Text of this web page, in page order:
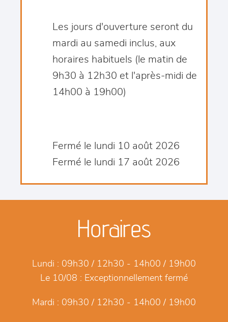
Les jours d'ouverture seront du
mardi au samedi inclus, aux
horaires habituels (le matin de
9h30 à 12h30 et l'après-midi de
14h00 à 19h00)
Fermé le lundi 10 août 2026
Fermé le lundi 17 août 2026
Horaires
Lundi : 09h30 / 12h30 - 14h00 / 19h00
Le 10/08 : Exceptionnellement fermé
Mardi : 09h30 / 12h30 - 14h00 / 19h00